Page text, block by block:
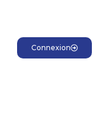
Connexion